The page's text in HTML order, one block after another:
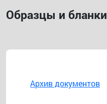
Образцы и бланки
Архив документов